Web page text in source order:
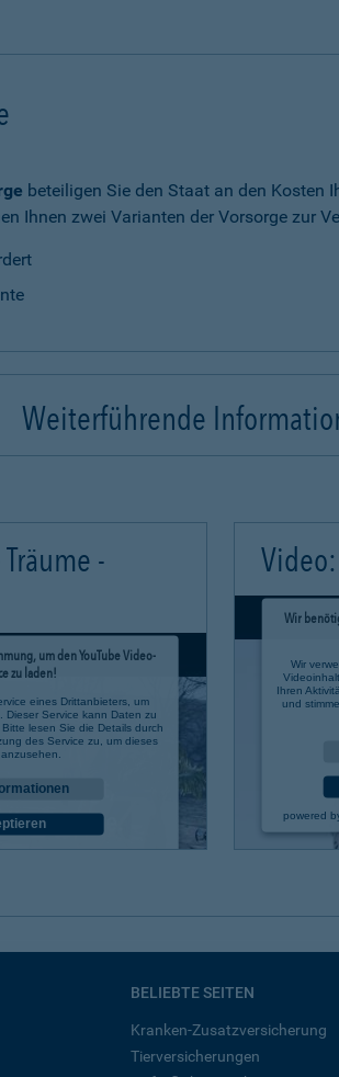
beteiligen Sie den Staat an den Kosten
Ihnen zwei Varianten der Vorsorge zur
Weiterführende
-
um den YouTube Video-
zu laden!
eines Drittanbieters, um
Service kann Daten zu
lesen Sie die Details durch
des Service zu, um dieses
Management Platform
Wir
Wir
Ihren
und
powered
BELIEBTE SEITEN
Kranken-Zusatzversicherung
Tierversicherungen